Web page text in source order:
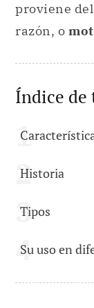
proviene
razón, o
Índice de
Historia
Tipos
Su uso en